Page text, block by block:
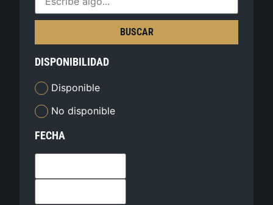
BUSCAR
DISPONIBILIDAD
Disponible
No disponible
FECHA